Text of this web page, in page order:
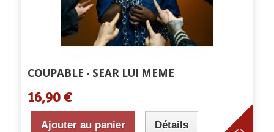
COUPABLE - SEAR LUI MEME
16,90 €
Ajouter au panier Détails